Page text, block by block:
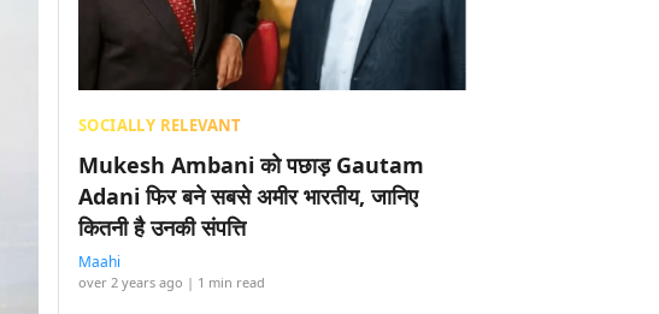
SOCIALLY RELEVANT
Mukesh Ambani को पछाड़ Gautam
Adani फिर बने सबसे अमीर भारतीय, जानिए
कितनी है उनकी संपत्ति
Maahi
over 2 years ago | 1 min read